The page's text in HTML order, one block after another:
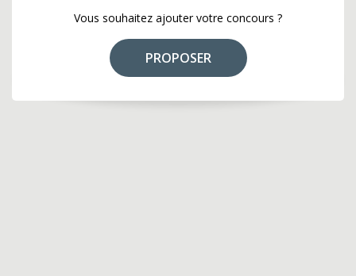
Vous souhaitez ajouter votre concours ?
PROPOSER